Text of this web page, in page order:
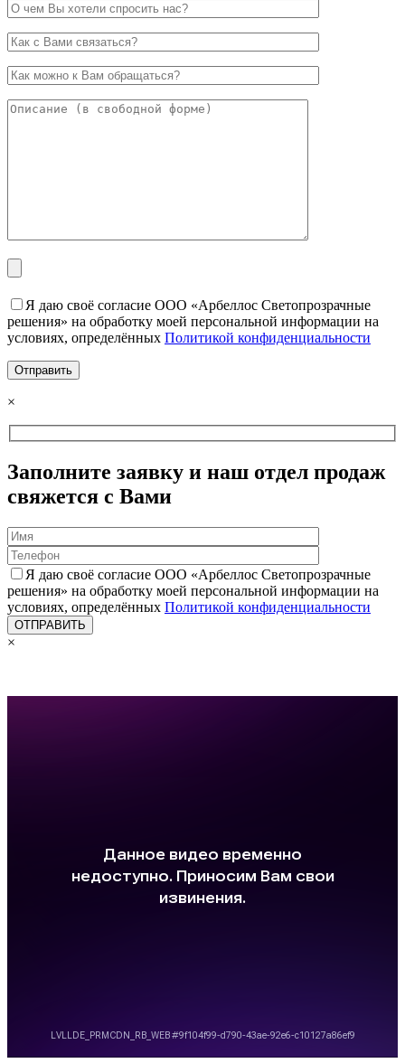
Я даю своё согласие ООО «Арбеллос Светопрозрачные
решения» на обработку моей персональной информации на
условиях, определённых Политикой конфиденциальности
×
Заполните заявку и наш отдел продаж
свяжется с Вами
Я даю своё согласие ООО «Арбеллос Светопрозрачные
решения» на обработку моей персональной информации на
условиях, определённых Политикой конфиденциальности
×